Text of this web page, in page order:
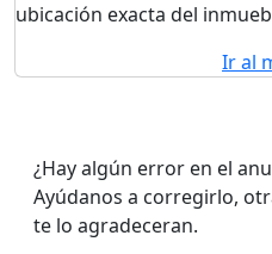
ubicación exacta del
Ir al
¿Hay algún error en el
Ayúdanos a corregirlo,
te lo agradeceran.